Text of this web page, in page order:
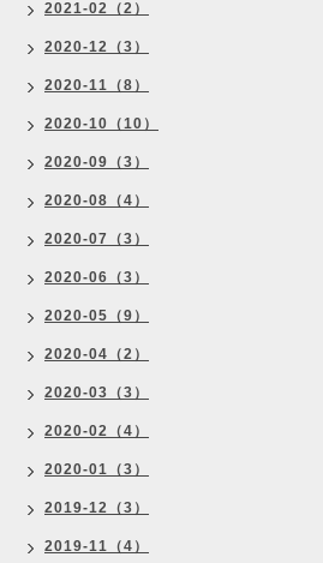
2021-02（2）
2020-12（3）
2020-11（8）
2020-10（10）
2020-09（3）
2020-08（4）
2020-07（3）
2020-06（3）
2020-05（9）
2020-04（2）
2020-03（3）
2020-02（4）
2020-01（3）
2019-12（3）
2019-11（4）